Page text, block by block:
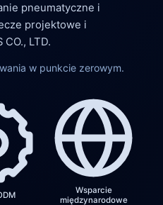
pneumatyczne i
projektowe i
LTD.
w punkcie zerowym.
Wsparcie
międzynarodowe